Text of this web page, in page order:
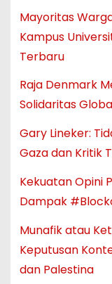
Mayoritas
Kampus
Terbaru
Raja Denmark
Solidaritas
Gary Lineker:
Gaza dan Kritik
Kekuatan Opini
Dampak
Munafik atau
Keputusan
dan Palestina